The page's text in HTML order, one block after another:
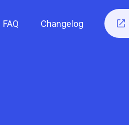
FAQ Changelog 